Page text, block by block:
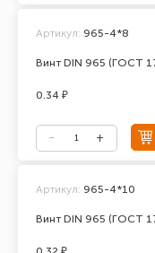
Винт DIN 965 (ГОСТ
Артикул: 965-4*8
0.34 ₽
Винт DIN 965 (ГОСТ
Артикул: 965-4*10